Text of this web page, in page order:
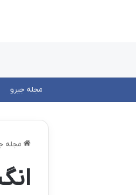
مجله جیرو
مجله